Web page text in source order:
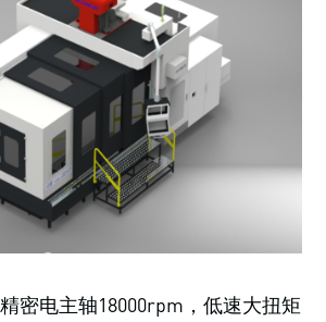
密电主轴18000rpm，低速大扭矩